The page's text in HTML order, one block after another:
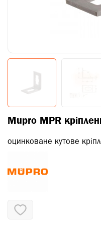
Mupro MPR
оцинковане кутове